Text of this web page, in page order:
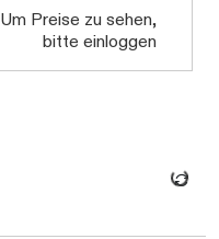
Um Preise zu sehen,
bitte einloggen
Daten